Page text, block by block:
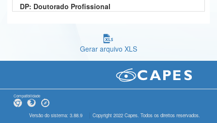
DP: Doutorado Profissional
Gerar arquivo XLS
Compatibilidade
Versão do sistema: 3.88.9 Copyright 2022 Capes. Todos os direitos reservados.